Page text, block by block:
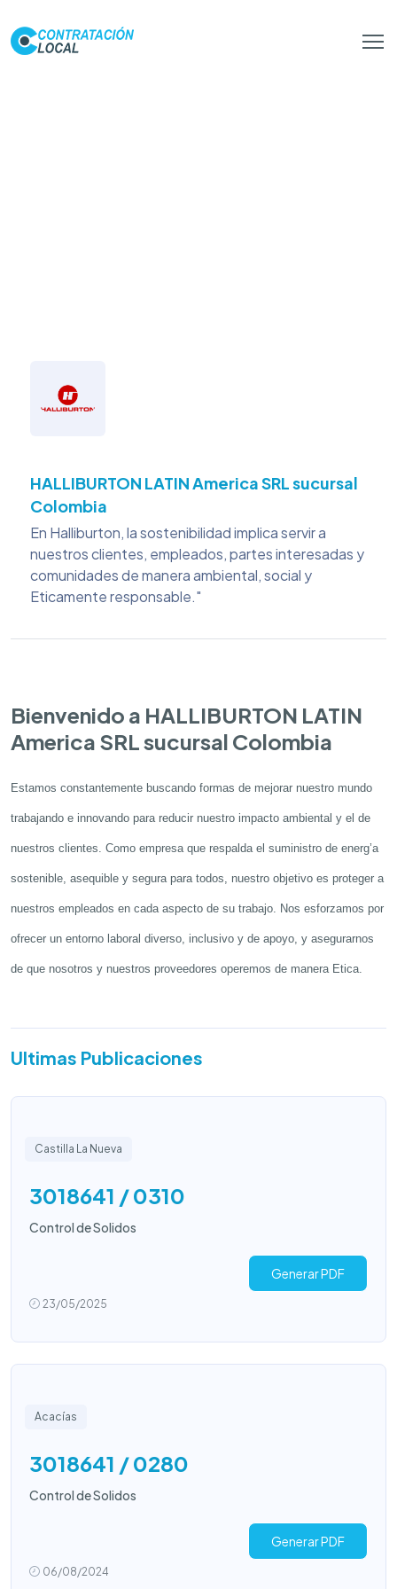
HALLIBURTON LATIN America SRL sucursal
Colombia
En Halliburton, la sostenibilidad implica servir a
nuestros clientes, empleados, partes interesadas y
comunidades de manera ambiental, social y
Eticamente responsable."
Bienvenido a HALLIBURTON LATIN
America SRL sucursal Colombia
Estamos constantemente buscando formas de mejorar nuestro mundo
trabajando e innovando para reducir nuestro impacto ambiental y el de
nuestros clientes. Como empresa que respalda el suministro de energ’a
sostenible, asequible y segura para todos, nuestro objetivo es proteger a
nuestros empleados en cada aspecto de su trabajo. Nos esforzamos por
ofrecer un entorno laboral diverso, inclusivo y de apoyo, y asegurarnos
de que nosotros y nuestros proveedores operemos de manera Etica.
Ultimas Publicaciones
Castilla La Nueva
3018641 / 0310
Control de Solidos
Generar PDF
23/05/2025
Acacías
3018641 / 0280
Control de Solidos
Generar PDF
06/08/2024